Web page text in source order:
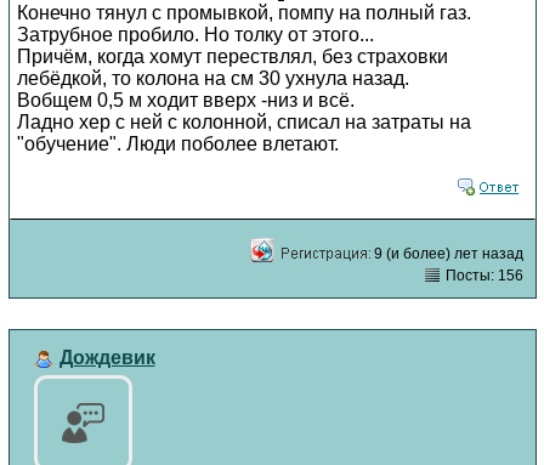
Конечно тянул с промывкой, помпу на полный газ.
Затрубное пробило. Но толку от этого...
Причём, когда хомут перествлял, без страховки
лебёдкой, то колона на см 30 ухнула назад.
Вобщем 0,5 м ходит вверх -низ и всё.
Ладно хер с ней с колонной, списал на затраты на
"обучение". Люди поболее влетают.
9 (и более) лет назад
Посты: 156
Дождевик